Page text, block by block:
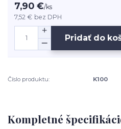
7,90 €/ks
7,52 € bez DPH
Pridať do
Číslo produktu: K100
Kompletné